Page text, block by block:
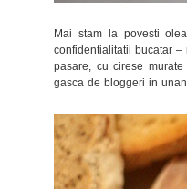
Mai stam la povesti
confidentialitatii bucatar
pasare, cu cirese
gasca de bloggeri in